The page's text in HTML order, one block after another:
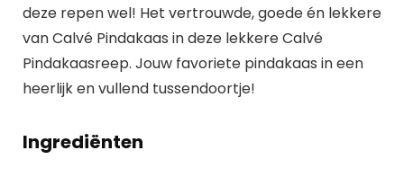
deze repen wel! Het vertrouwde, goede én lekkere
van Calvé Pindakaas in deze lekkere Calvé
Pindakaasreep. Jouw favoriete pindakaas in een
heerlijk en vullend tussendoortje!
Ingrediënten